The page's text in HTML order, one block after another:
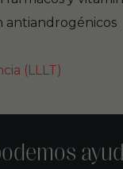
antiandrogénicos
(LLLT)